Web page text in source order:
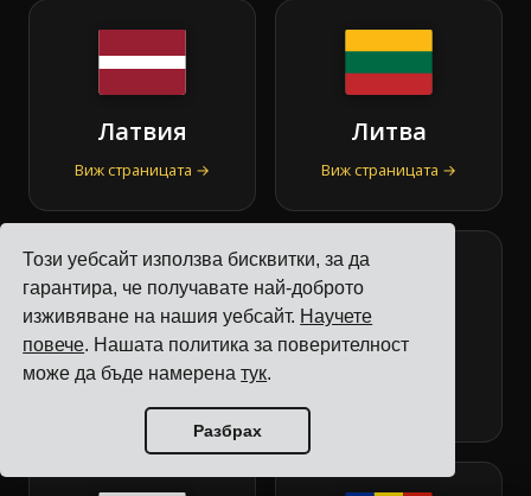
Този уебсайт използва бисквитки, за да
гарантира, че получавате най-доброто
изживяване на нашия уебсайт. Научете
повече. Нашата политика за поверителност
може да бъде намеренатук.
Разбрах
Латвия
Виж страницата →
Литва
Виж страницата →
Нидерландия Норвегия